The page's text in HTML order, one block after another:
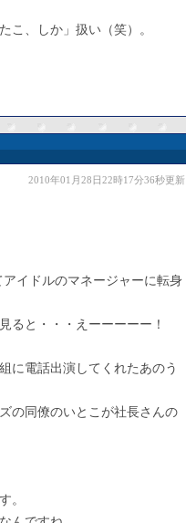
こ、しか」扱い（笑）。
2010年01月28日22時17分36秒更新
イドルのマネージャーに転身
ると・・・えーーーーー！
に電話出演してくれたあのう
の同僚のいとこが社長さんの
。